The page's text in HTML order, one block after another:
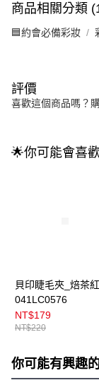
商品相關分類
🟦約會必備彩妝
評價
喜歡這個商品嗎？
🌟你可能會喜
貝印睫毛夾_焙茶紅
041LC0576
NT$179
NT$220
你可能有興趣